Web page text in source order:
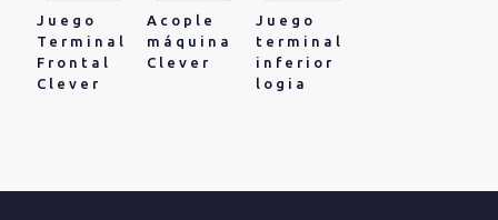
Juego
Terminal
Frontal
Clever
Acople
máquina
Clever
Juego
terminal
inferior
logia